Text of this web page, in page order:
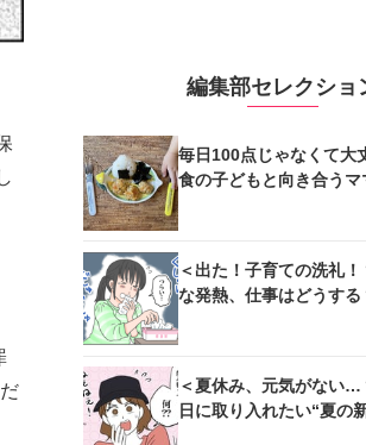
編集部セレクショ
毎日100点じゃなくて大
食の子どもと向き合う
＜出た！子育ての洗礼
な発熱、仕事はどうす
＜夏休み、元気がない…
日に取り入れたい“夏の